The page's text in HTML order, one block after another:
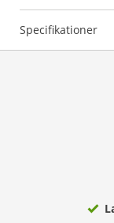
Specifikationer